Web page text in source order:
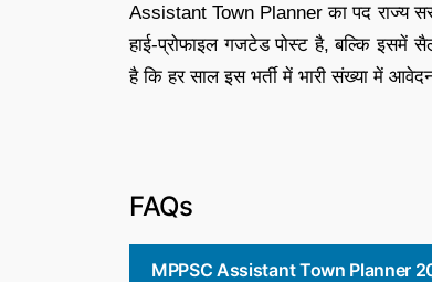
Assistant Town Planner का पद राज्य
हाई-प्रोफाइल गजटेड पोस्ट है, बल्कि इसमें
है कि हर साल इस भर्ती में भारी संख्या में
FAQs
MPPSC Assistant Town Planner